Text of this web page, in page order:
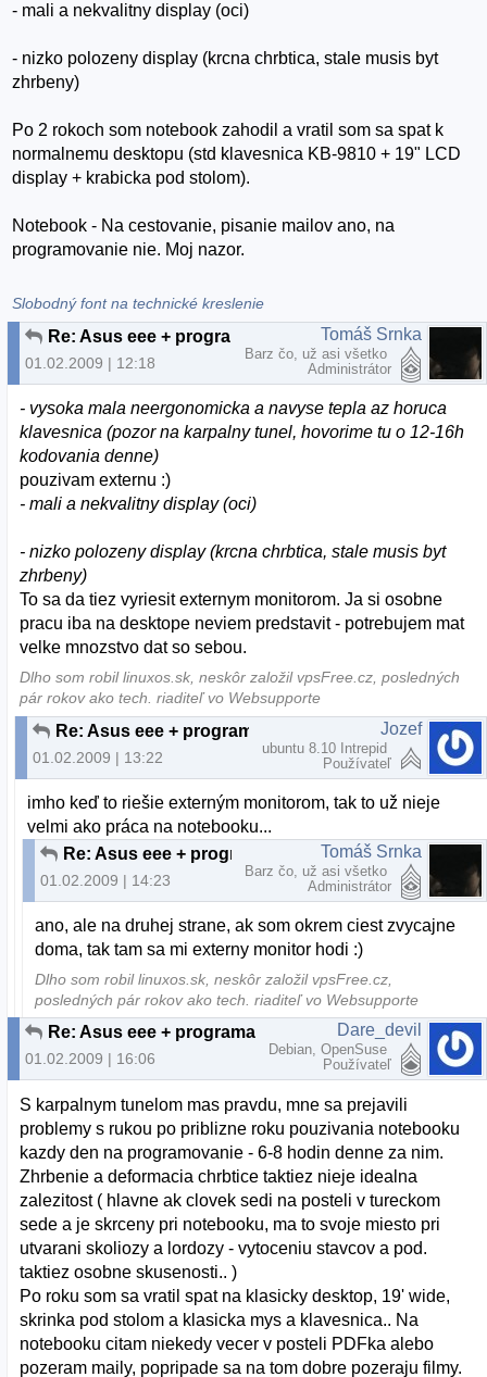
- mali a nekvalitny display (oci)
- nizko polozeny display (krcna chrbtica, stale musis byt
zhrbeny)
Po 2 rokoch som notebook zahodil a vratil som sa spat k
normalnemu desktopu (std klavesnica KB-9810 + 19" LCD
display + krabicka pod stolom).
Notebook - Na cestovanie, pisanie mailov ano, na
programovanie nie. Moj nazor.
Slobodný font na technické kreslenie
Re: Asus eee + programator
01.02.2009 | 12:18
Tomáš Srnka
Barz čo, už asi všetko
Administrátor
- vysoka mala neergonomicka a navyse tepla az horuca
klavesnica (pozor na karpalny tunel, hovorime tu o 12-16h
kodovania denne)
pouzivam externu :)
- mali a nekvalitny display (oci)
- nizko polozeny display (krcna chrbtica, stale musis byt
zhrbeny)
To sa da tiez vyriesit externym monitorom. Ja si osobne
pracu iba na desktope neviem predstavit - potrebujem mat
velke mnozstvo dat so sebou.
Dlho som robil linuxos.sk, neskôr založil vpsFree.cz, posledných
pár rokov ako tech. riaditeľ vo Websupporte
Re: Asus eee + programator
01.02.2009 | 13:22
Jozef
ubuntu 8.10 Intrepid
Používateľ
imho keď to riešie externým monitorom, tak to už nieje
velmi ako práca na notebooku...
Re: Asus eee + programator
01.02.2009 | 14:23
Tomáš Srnka
Barz čo, už asi všetko
Administrátor
ano, ale na druhej strane, ak som okrem ciest zvycajne
doma, tak tam sa mi externy monitor hodi :)
Dlho som robil linuxos.sk, neskôr založil vpsFree.cz,
posledných pár rokov ako tech. riaditeľ vo Websupporte
Re: Asus eee + programator
01.02.2009 | 16:06
Dare_devil
Debian, OpenSuse
Používateľ
S karpalnym tunelom mas pravdu, mne sa prejavili
problemy s rukou po priblizne roku pouzivania notebooku
kazdy den na programovanie - 6-8 hodin denne za nim.
Zhrbenie a deformacia chrbtice taktiez nieje idealna
zalezitost ( hlavne ak clovek sedi na posteli v tureckom
sede a je skrceny pri notebooku, ma to svoje miesto pri
utvarani skoliozy a lordozy - vytoceniu stavcov a pod.
taktiez osobne skusenosti.. )
Po roku som sa vratil spat na klasicky desktop, 19' wide,
skrinka pod stolom a klasicka mys a klavesnica.. Na
notebooku citam niekedy vecer v posteli PDFka alebo
pozeram maily, popripade sa na tom dobre pozeraju filmy.